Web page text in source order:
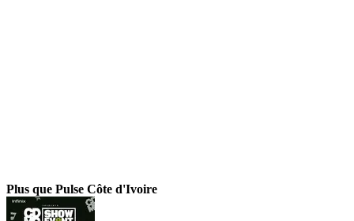
Plus que Pulse Côte d'Ivoire